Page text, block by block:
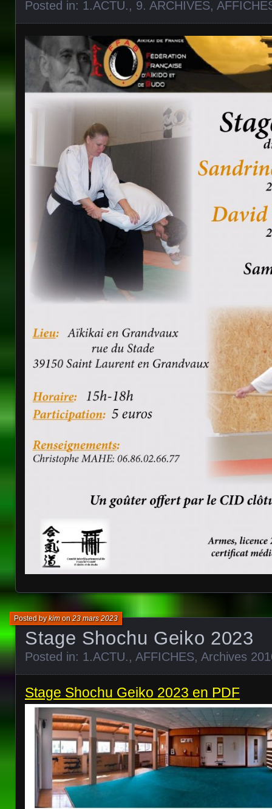
Posted in: 1.ACTU., 9. ARCHIVES,
Stage Shochu Geiko 2023
Posted bykimon23 mars 2023
Posted in: 1.ACTU., AFFICHES, Archives
Stage Shochu Geiko 2023 en PDF